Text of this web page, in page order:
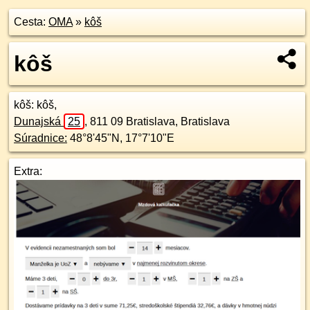
Cesta: OMA» kôš
kôš
kôš: kôš,
Dunajská
25 , 811 09 Bratislava, Bratislava
Súradnice: 48°8'45"N , 17°7'10"E
Extra: